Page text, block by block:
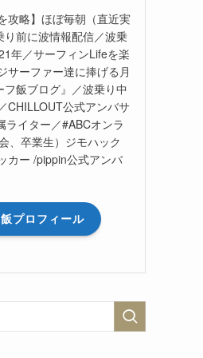
攻略】ほぼ毎朝（直近実
前に波情報配信／波乗
年／サーフィンLifeを楽
サーファー達に捧げる月
フ飯ブログ』／波乗り中
CHILLOUT公式アンバサ
ライター／#ABCオンラ
、卒業生）ジモハック
カー /pippin公式アンバ
プロフィール